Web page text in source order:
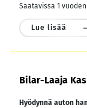
Saatavissa 1
Lue lisää
Bilar-Laaja
Hyödynnä auton